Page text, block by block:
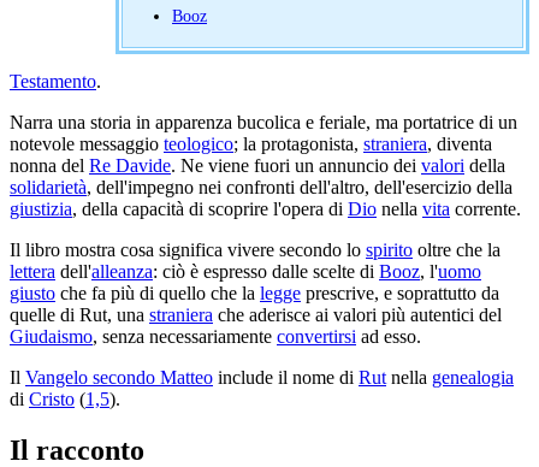
Booz
Testamento.
Narra una storia in apparenza bucolica e feriale, ma portatrice di un
notevole messaggio teologico; la protagonista, straniera, diventa
nonna del Re Davide. Ne viene fuori un annuncio dei valori della
solidarietà, dell'impegno nei confronti dell'altro, dell'esercizio della
giustizia, della capacità di scoprire l'opera di Dio nella vita corrente.
Il libro mostra cosa significa vivere secondo lo spirito oltre che la
lettera dell'alleanza: ciò è espresso dalle scelte di Booz, l'uomo
giusto che fa più di quello che la legge prescrive, e soprattutto da
quelle di Rut, una straniera che aderisce ai valori più autentici del
Giudaismo, senza necessariamente convertirsi ad esso.
Il Vangelo secondo Matteo include il nome di Rut nella genealogia
di Cristo (1,5).
Il racconto